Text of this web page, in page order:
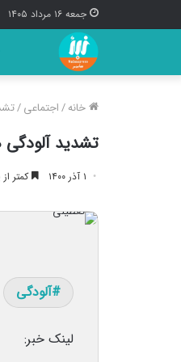
جمعه ۱۶ مرداد ۱۴۰۵
خانه/اجتماعی/
تشدید آلودگی
۱ آذر ۱۴۰۰ کمتر
آلودگی
لینک خبر: